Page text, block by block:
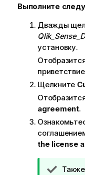
Выполните
Дважды
установку.
Щелкните
agreement.
the license
П